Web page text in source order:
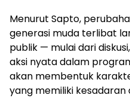
Menurut Sapto,
generasi muda terlibat
publik — mulai dari
aksi nyata dalam
akan membentuk
yang memiliki